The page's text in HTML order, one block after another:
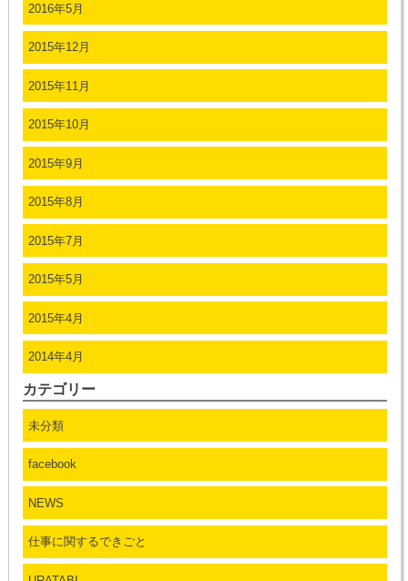
2016年5月
2015年12月
2015年11月
2015年10月
2015年9月
2015年8月
2015年7月
2015年5月
2015年4月
2014年4月
カテゴリー
未分類
facebook
NEWS
仕事に関するできごと